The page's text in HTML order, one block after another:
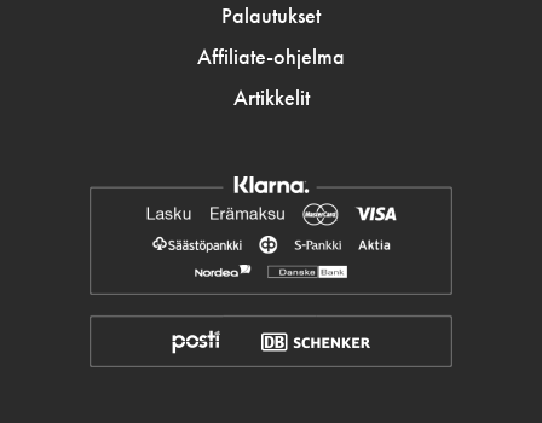
Palautukset
Affiliate-ohjelma
Artikkelit